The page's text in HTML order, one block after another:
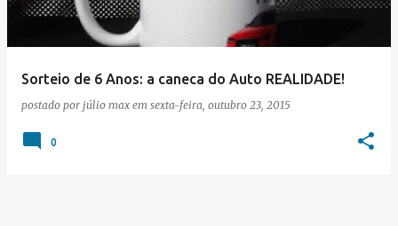
Sorteio de 6 Anos: a caneca do Auto REALIDADE!
postado por júlio max em sexta-feira, outubro 23, 2015
0